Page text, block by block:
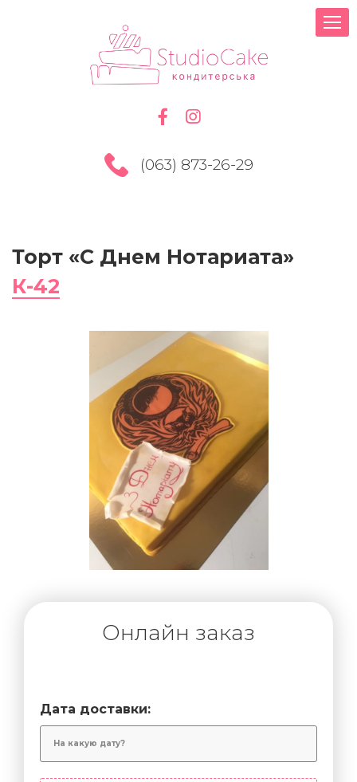
(063) 873-26-29
Торт «С Днем Нотариата»
К-42
Онлайн заказ
Дата доставки: